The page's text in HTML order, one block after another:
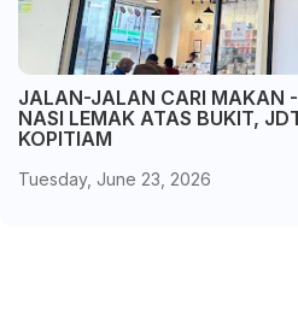
JALAN-JALAN CARI MAKAN -
NASI LEMAK ATAS BUKIT,
KOPITIAM
Tuesday, June 23, 2026